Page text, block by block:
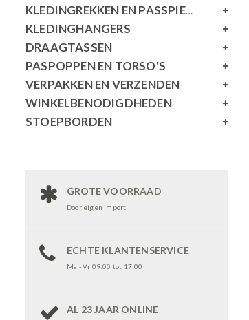
KLEDINGREKKEN EN PASSPIEGELS
KLEDINGHANGERS
DRAAGTASSEN
PASPOPPEN EN TORSO'S
VERPAKKEN EN VERZENDEN
WINKELBENODIGDHEDEN
STOEPBORDEN
GROTE VOORRAAD
Door eigen import
ECHTE KLANTENSERVICE
Ma - Vr 09:00 tot 17:00
AL 23 JAAR ONLINE